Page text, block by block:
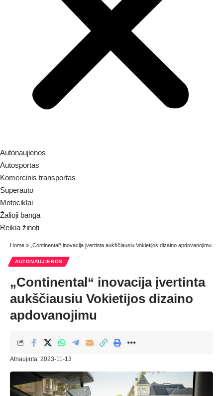
Autonaujienos
Autosportas
Komercinis transportas
Superauto
Motociklai
Žalioji banga
Reikia žinoti
Home » „Continental“ inovacija įvertinta aukščiausiu Vokietijos dizaino apdovanojimu
AUTONAUJIENOS
„Continental“ inovacija įvertinta
aukščiausiu Vokietijos dizaino
apdovanojimu
Atnaujinta: 2023-11-13